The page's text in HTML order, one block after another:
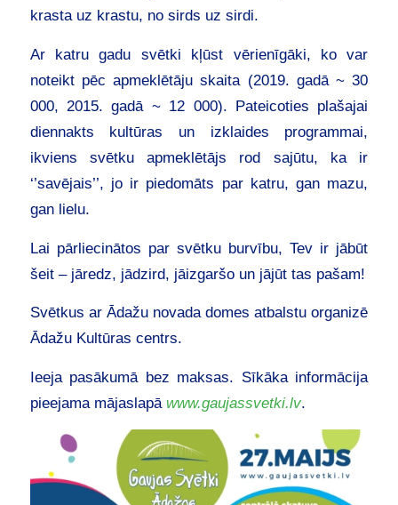
krasta uz krastu, no sirds uz sirdi.
Ar katru gadu svētki kļūst vērienīgāki, ko var
noteikt pēc apmeklētāju skaita (2019. gadā ~ 30
000, 2015. gadā ~ 12 000). Pateicoties plašajai
diennakts kultūras un izklaides programmai,
ikviens svētku apmeklētājs rod sajūtu, ka ir
‘’savējais’’, jo ir piedomāts par katru, gan mazu,
gan lielu.
Lai pārliecinātos par svētku burvību, Tev ir jābūt
šeit – jāredz, jādzird, jāizgaršo un jājūt tas pašam!
Svētkus ar Ādažu novada domes atbalstu organizē
Ādažu Kultūras centrs.
Ieeja pasākumā bez maksas. Sīkāka informācija
pieejama mājaslapā www.gaujassvetki.lv.